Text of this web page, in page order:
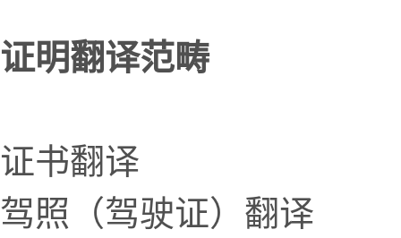
证明翻译范畴
证书翻译
驾照（驾驶证）翻译